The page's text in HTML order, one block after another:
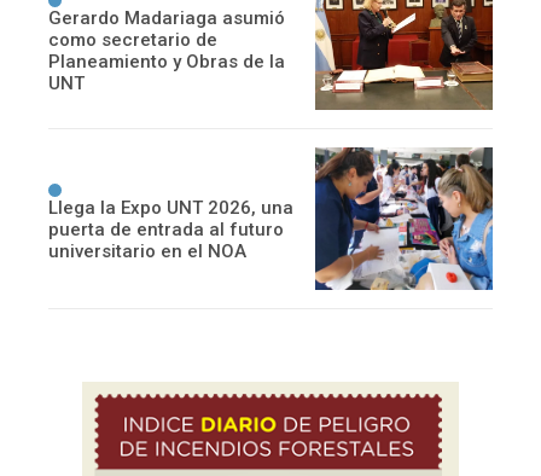
Gerardo Madariaga asumió
como secretario de
Planeamiento y Obras de la
UNT
Llega la Expo UNT 2026, una
puerta de entrada al futuro
universitario en el NOA